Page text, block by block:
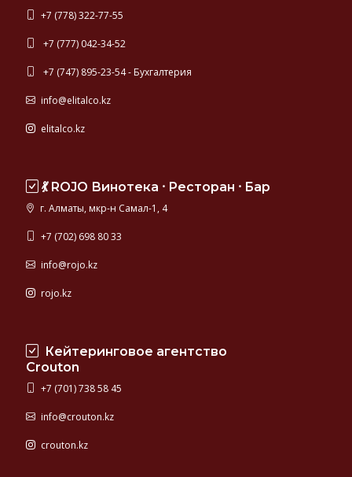
рома
— Bacardi, Havana
Club, Captain
+7 (778) 322-77-55
+7 (777) 042-34-52
+7 (747) 895-23-54 - Бухгалтерия
info@elitalco.kz
elitalco.kz
💃 ROJO Винотека ⸱ Ресторан ⸱ Бар
г. Алматы, мкр-н Самал-1, 4
+7 (702) 698 80 33
info@rojo.kz
rojo.kz
Кейтеринговое агентство
Crouton
+7 (701) 738 58 45
info@crouton.kz
crouton.kz